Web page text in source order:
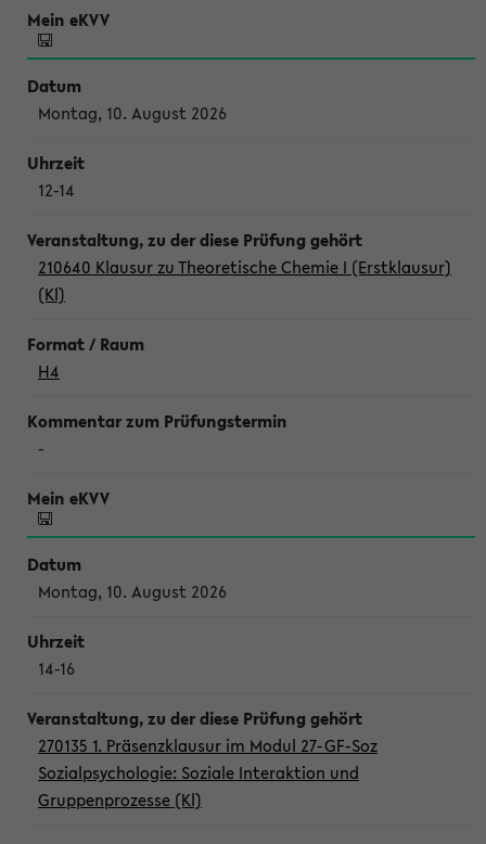
Montag, 10. August 2026
12-14
210640 Klausur zu Theoretische Chemie I (Erstklausur)
(Kl)
H4
-
Montag, 10. August 2026
14-16
270135 1. Präsenzklausur im Modul 27-GF-Soz
Sozialpsychologie: Soziale Interaktion und
Gruppenprozesse (Kl)